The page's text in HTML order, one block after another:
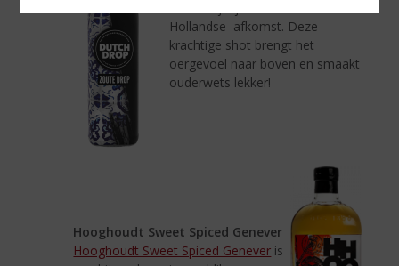
Hollandse afkomst. Deze
krachtige shot brengt het
oergevoel naar boven en smaakt
ouderwets lekker!
Hooghoudt Sweet Spiced Genever
Hooghoudt Sweet Spiced Genever is